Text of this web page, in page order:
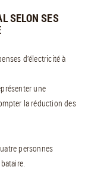
SELON SES
d’électricité à
une
la réduction des
personnes